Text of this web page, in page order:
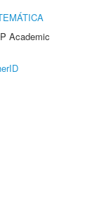
Academic